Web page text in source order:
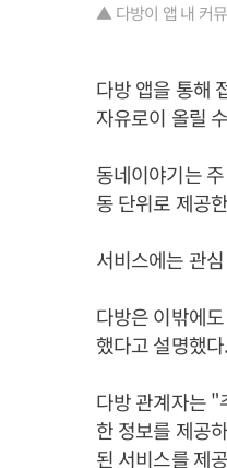
▲ 다방이 앱 내 커
다방 앱을 통해
자유로이 올릴
동네이야기는
동 단위로 제공
서비스에는 관
다방은 이밖에
했다고 설명했다.
다방 관계자는 "
한 정보를 제공
된 서비스를 제